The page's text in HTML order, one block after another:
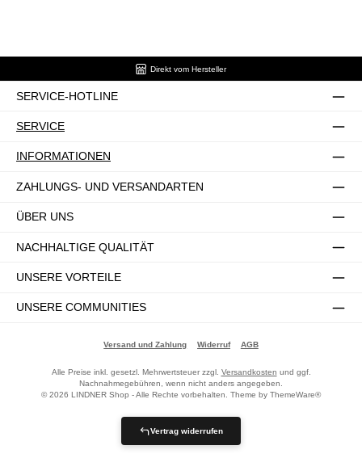
Direkt vom Hersteller
SERVICE-HOTLINE
SERVICE
INFORMATIONEN
ZAHLUNGS- UND VERSANDARTEN
ÜBER UNS
NACHHALTIGE QUALITÄT
UNSERE VORTEILE
UNSERE COMMUNITIES
Versand und Zahlung Widerruf AGB
Alle Preise inkl. gesetzl. Mehrwertsteuer zzgl. Versandkosten und ggf.
Nachnahmegebühren, wenn nicht anders angegeben.
© 2026 LINDNER Shop - Alle Rechte vorbehalten. Theme by ThemeWare®
Vertrag widerrufen